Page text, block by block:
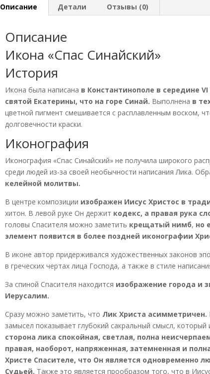
Описание Детали Отзывы (0)
Описание
Икона «Спас Синайский»
История
Икона была написана в Константинополе в середине
святой Екатерины, что на горе Синай. Выполнена в
цветной пигмент смешивается с расплавленным воском,
долговечности краски.
Иконография
Иконография «Спас Синайский» не получила широкого
среди людей из-за своей необычности написания Лика.
келейной молитвы.
В центре композиции изображен Иисус Христос в
хитон. В левой руке Он держит кодекс, а правая рука
головы Спасителя можно заметить крещатый нимб, но
элемент появится в более поздней иконографии
В иконе автор придерживался художественных законов
в греческих чертах лица Господа, а также в стиле
За спиной Спасителя находится изображение города и
Иерусалим.
Сразу можно заметить, что Лик Христа асимметричен.
замысел показывает глубокий сакральный смысл,
сторона лика спокойная, светлая, полна
правая, наоборот, напряженная, затемненная и
Христе Спасителе, что Он является
Судьей. Также это является прообразом того, что в